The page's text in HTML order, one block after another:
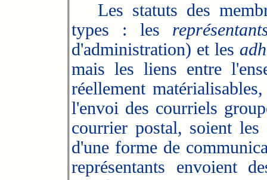
Les statuts des
types : les
d'administration) et les
mais les liens entre
réellement
l'envoi des courriels
courrier postal, soient les
d'une forme de
représentants envoient